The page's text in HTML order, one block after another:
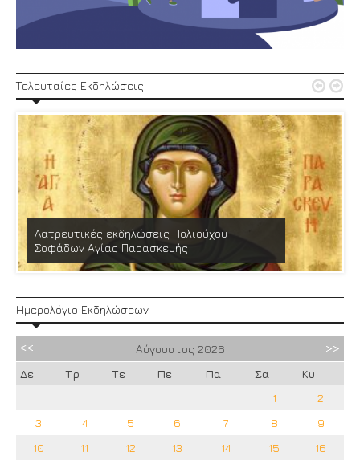
Τελευταίες Εκδηλώσεις
Λατρευτικές εκδηλώσεις Πολιούχου
Σοφάδων Αγίας Παρασκευής
 
Ημερολόγιο Εκδηλώσεων
Αύγουστος 2026
Δε
Τρ Τε Πε Πα Σα
Κυ
1
2
3
4 5 6 7 8
9
10
11 12 13 14 15
16